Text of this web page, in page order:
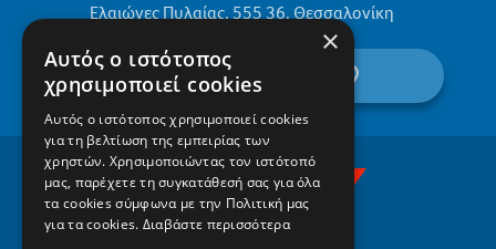
Ελαιώνες Πυλαίας, 555 36, Θεσσαλονίκη
βρείτε μας στον χάρτη
×
Αυτός ο ιστότοπος
χρησιμοποιεί cookies
Αυτός ο ιστότοπος χρησιμοποιεί cookies
για τη βελτίωση της εμπειρίας των
χρηστών. Χρησιμοποιώντας τον ιστότοπό
μας, παρέχετε τη συγκατάθεσή σας για όλα
τα cookies σύμφωνα με την Πολιτική μας
για τα cookies. Διαβάστε περισσότερα